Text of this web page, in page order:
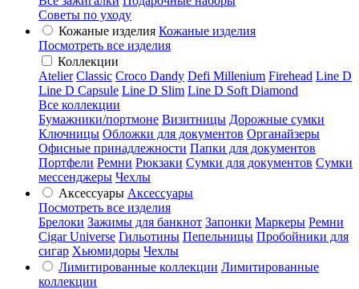
Советы по уходу
Кожаные изделия Кожаные изделия
Посмотреть все изделия
Коллекции
Atelier Classic Croco Dandy Defi Millenium Firehead Line D
Line D Capsule Line D Slim Line D Soft Diamond
Все коллекции
Бумажники/портмоне Визитницы Дорожные сумки
Ключницы Обложки для документов Органайзеры
Офисные принадлежности Папки для документов
Портфели Ремни Рюкзаки Сумки для документов Сумки
мессенджеры Чехлы
Аксессуары Аксессуары
Посмотреть все изделия
Брелоки Зажимы для банкнот Запонки Маркеры Ремни
Cigar Universe Гильотины Пепельницы Пробойники для
сигар Хьюмидоры Чехлы
Лимитированные коллекции Лимитированные
коллекции